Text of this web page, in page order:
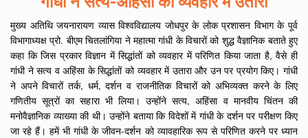
मुख्य अतिथि जयनारायण व्यास विश्वविद्यालय जोधपुर के लोक प्रशासन विभाग के पूर्व
विभागाध्यक्ष प्रो. बीएम चितलांगिया ने महात्मा गांधी के विचारों को शुद्ध वैज्ञानिक बताते हुए
कहा कि जिस प्रकार विज्ञान में सिद्धांतों को व्यवहार में परिणित किया जाता है, वैसे ही
गांधी ने सत्य व अहिंसा के सिद्धांतों को व्यवहार में उतारा और उन पर प्रयोग किए। गांधी
ने अपने विचारों तर्क, धर्म, दर्शन व राजनीतिक विचारों को अभिव्यक्त करने के लिए
गणितीय सूत्रों का सहारा भी लिया। उन्होंने सत्य, अहिंसा व मानवीय चिंतन की
मनोवैज्ञानिक व्याख्या की थी। उन्होंने बताया कि विदेशों में गांधी के दर्शन पर परीक्षण किए
जा रहे हैं। हमें भी गांधी के जीवन-दर्शन को व्यावहारिक रूप से परिणित करने पर ध्यान